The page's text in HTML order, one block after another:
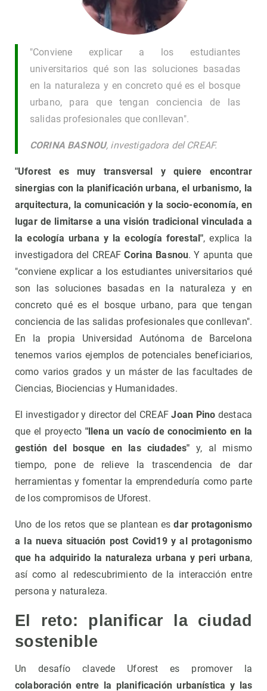
"Conviene explicar a los estudiantes
universitarios qué son las soluciones basadas
en la naturaleza y en concreto qué es el bosque
urbano, para que tengan conciencia de las
salidas profesionales que conllevan".
CORINA BASNOU, investigadora del CREAF.
"Uforest es muy transversal y quiere encontrar
sinergias con la planificación urbana, el urbanismo, la
arquitectura, la comunicación y la socio-economía, en
lugar de limitarse a una visión tradicional vinculada a
la ecología urbana y la ecología forestal", explica la
investigadora del CREAFCorina Basnou. Y apunta que
"conviene explicar a los estudiantes universitarios qué
son las soluciones basadas en la naturaleza y en
concreto qué es el bosque urbano, para que tengan
conciencia de las salidas profesionales que conllevan".
En la propia Universidad Autónoma de Barcelona
tenemos varios ejemplos de potenciales beneficiarios,
como varios grados y un máster de las facultades de
Ciencias, Biociencias y Humanidades.
El investigador y director del CREAFJoan Pino destaca
que el proyecto "llena un vacío de conocimiento en la
gestión del bosque en las ciudades" y, al mismo
tiempo, pone de relieve la trascendencia de dar
herramientas y fomentar la emprendeduría como parte
de los compromisos de Uforest.
Uno de los retos que se plantean esdar protagonismo
a la nueva situación post Covid19 y al protagonismo
que ha adquirido la naturaleza urbana y peri urbana,
así como al redescubrimiento de la interacción entre
persona y naturaleza.
El reto: planificar la ciudad
sostenible
Un desafío clavede Uforest es promover la
colaboración entre la planificación urbanística y las